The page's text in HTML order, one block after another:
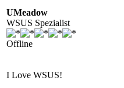
UMeadow
WSUS Spezialist
Offline
I Love WSUS!